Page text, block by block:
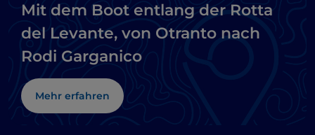
Mit dem Boot entlang der Rotta
del Levante, von Otranto nach
Rodi Garganico
Mehr erfahren